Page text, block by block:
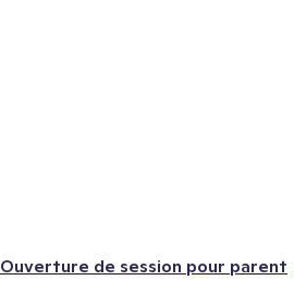
Ouverture de session pour parent